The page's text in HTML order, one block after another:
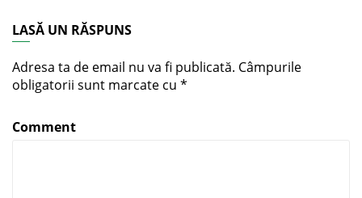
LASĂ UN RĂSPUNS
Adresa ta de email nu va fi publicată. Câmpurile
obligatorii sunt marcate cu *
Comment